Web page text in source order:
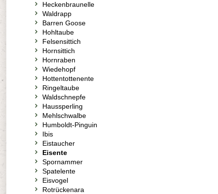
Heckenbraunelle
Waldrapp
Barren Goose
Hohltaube
Felsensittich
Hornsittich
Hornraben
Wiedehopf
Hottentottenente
Ringeltaube
Waldschnepfe
Haussperling
Mehlschwalbe
Humboldt-Pinguin
Ibis
Eistaucher
Eisente
Spornammer
Spatelente
Eisvogel
Rotrückenara